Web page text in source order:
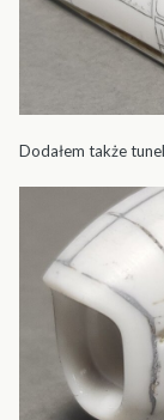
Dodałem także